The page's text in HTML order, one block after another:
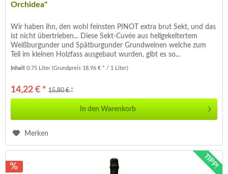
Orchidea"
Wir haben ihn, den wohl feinsten PINOT extra brut Sekt, und das
ist nicht übertrieben... Diese Sekt-Cuvée aus hellgekeltertem
Weißburgunder und Spätburgunder Grundweinen welche zum
Teil im kleinen Holzfass ausgebaut wurden, gibt es so...
Inhalt0.75 Liter(Grundpreis 18,96 € * / 1 Liter)
14,22 € * 15,80 € *
In den Warenkorb
Merken
TIPP!